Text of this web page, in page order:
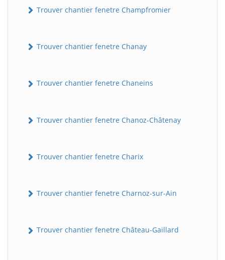
Trouver chantier fenetre Champfromier
Trouver chantier fenetre Chanay
Trouver chantier fenetre Chaneins
Trouver chantier fenetre Chanoz-Châtenay
Trouver chantier fenetre Charix
Trouver chantier fenetre Charnoz-sur-Ain
Trouver chantier fenetre Château-Gaillard